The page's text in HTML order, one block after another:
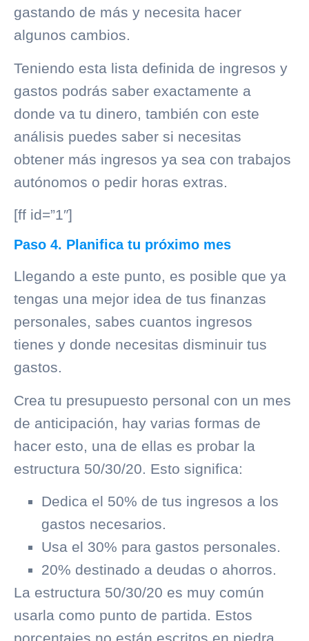
gastando de más y necesita hacer
algunos cambios.
Teniendo esta lista definida de ingresos y
gastos podrás saber exactamente a
donde va tu dinero, también con este
análisis puedes saber si necesitas
obtener más ingresos ya sea con trabajos
autónomos o pedir horas extras.
[ff id=”1″]
Paso 4. Planifica tu próximo mes
Llegando a este punto, es posible que ya
tengas una mejor idea de tus finanzas
personales, sabes cuantos ingresos
tienes y donde necesitas disminuir tus
gastos.
Crea tu presupuesto personal con un mes
de anticipación, hay varias formas de
hacer esto, una de ellas es probar la
estructura 50/30/20. Esto significa:
Dedica el 50% de tus ingresos a los
gastos necesarios.
Usa el 30% para gastos personales.
20% destinado a deudas o ahorros.
La estructura 50/30/20 es muy común
usarla como punto de partida. Estos